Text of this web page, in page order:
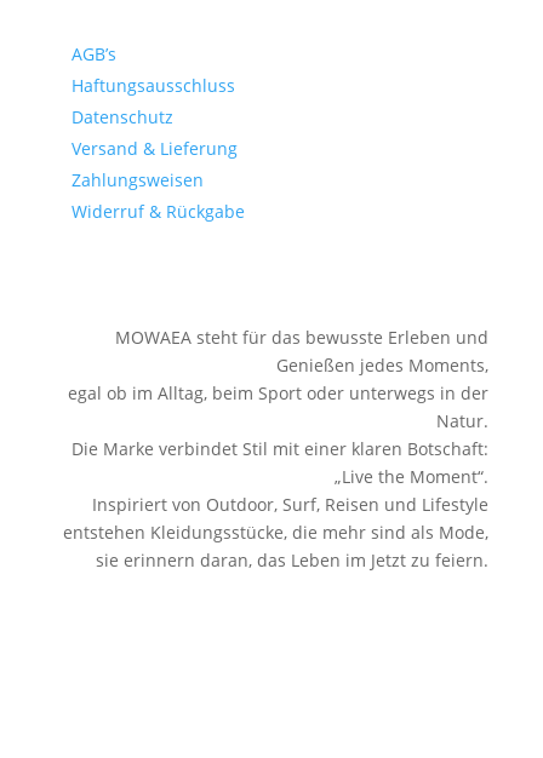
AGB’s
Haftungsausschluss
Datenschutz
Versand & Lieferung
Zahlungsweisen
Widerruf & Rückgabe
MOWAEA steht für das bewusste Erleben und
Genießen jedes Moments,
egal ob im Alltag, beim Sport oder unterwegs in der
Natur.
Die Marke verbindet Stil mit einer klaren Botschaft:
„Live the Moment“.
Inspiriert von Outdoor, Surf, Reisen und Lifestyle
entstehen Kleidungsstücke, die mehr sind als Mode,
sie erinnern daran, das Leben im Jetzt zu feiern.